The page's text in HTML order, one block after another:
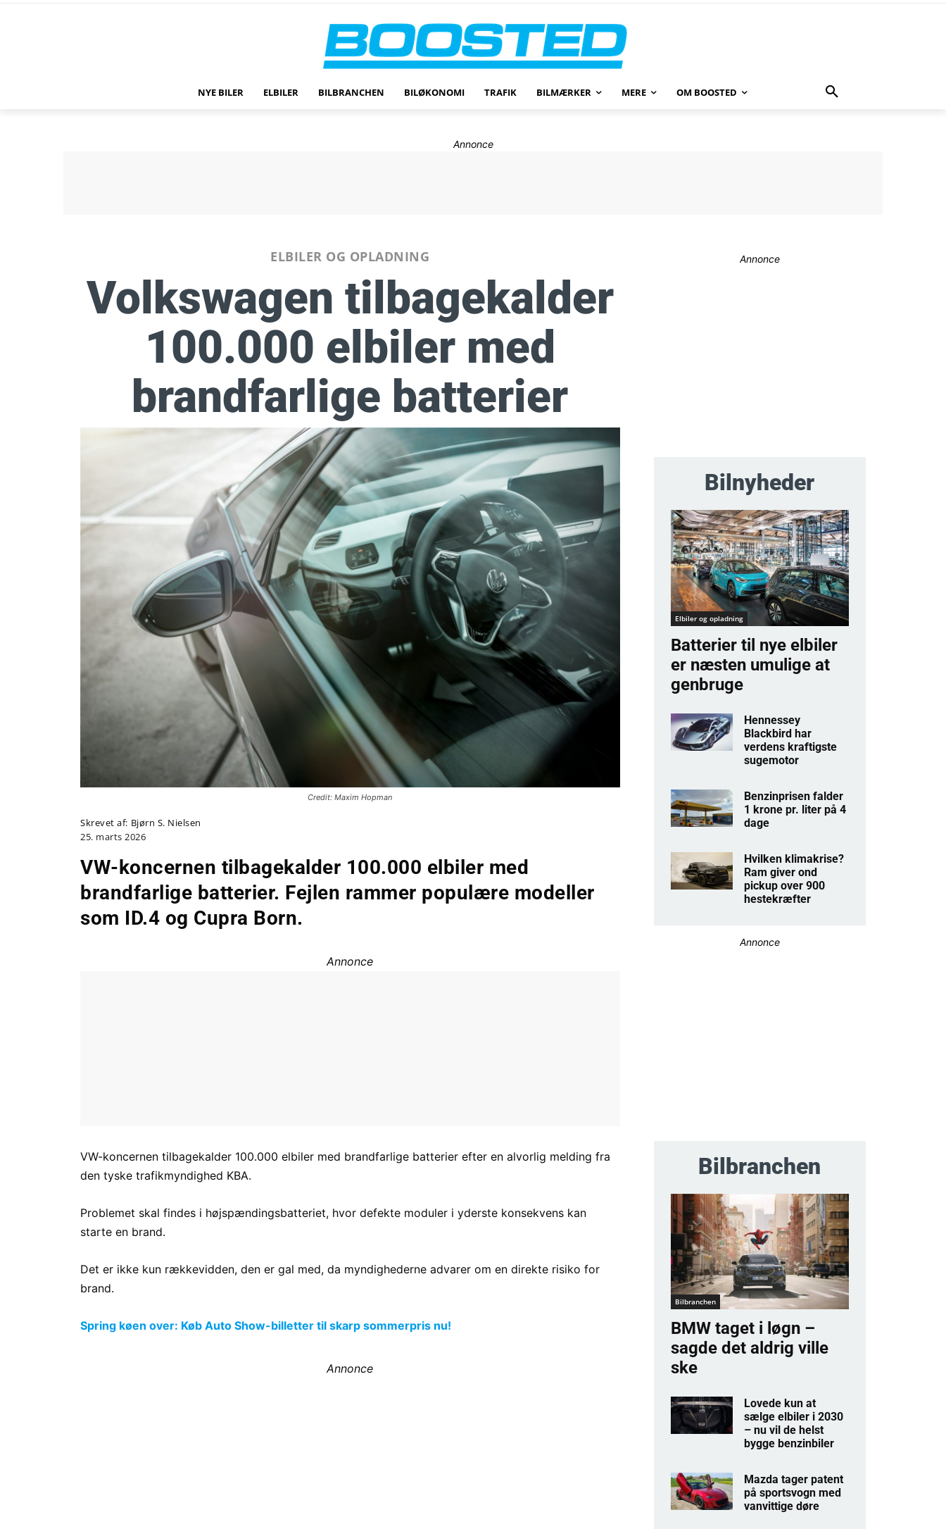
NYE BILER ELBILER BILBRANCHEN BILØKONOMI TRAFIK BILMÆRKER MERE OM BOOSTED
Annonce
ELBILER OG OPLADNING
Volkswagen tilbagekalder
100.000 elbiler med
brandfarlige batterier
Credit: Maxim Hopman
Skrevet af: Bjørn S. Nielsen
25. marts 2026
VW-koncernen tilbagekalder 100.000 elbiler med
brandfarlige batterier. Fejlen rammer populære modeller
som ID.4 og Cupra Born.
Annonce
VW-koncernen tilbagekalder 100.000 elbiler med brandfarlige batterier efter en alvorlig melding fra
den tyske trafikmyndighed KBA.
Problemet skal findes i højspændingsbatteriet, hvor defekte moduler i yderste konsekvens kan
starte en brand.
Det er ikke kun rækkevidden, den er gal med, da myndighederne advarer om en direkte risiko for
brand.
Spring køen over: Køb Auto Show-billetter til skarp sommerpris nu!
Annonce
Annonce
Bilnyheder
Elbiler og opladning
Batterier til nye elbiler
er næsten umulige at
genbruge
Hennessey
Blackbird har
verdens kraftigste
sugemotor
Benzinprisen falder
1 krone pr. liter på 4
dage
Hvilken klimakrise?
Ram giver ond
pickup over 900
hestekræfter
Annonce
Bilbranchen
Bilbranchen
BMW taget i løgn –
sagde det aldrig ville
ske
Lovede kun at
sælge elbiler i 2030
– nu vil de helst
bygge benzinbiler
Mazda tager patent
på sportsvogn med
vanvittige døre